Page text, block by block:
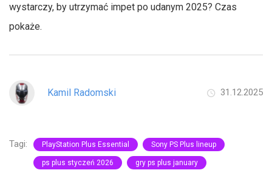
wystarczy, by utrzymać impet po udanym 2025? Czas
pokaże.
Kamil Radomski 31.12.2025
Tagi: PlayStation Plus Essential Sony PS Plus lineup
ps plus styczeń 2026 gry ps plus january